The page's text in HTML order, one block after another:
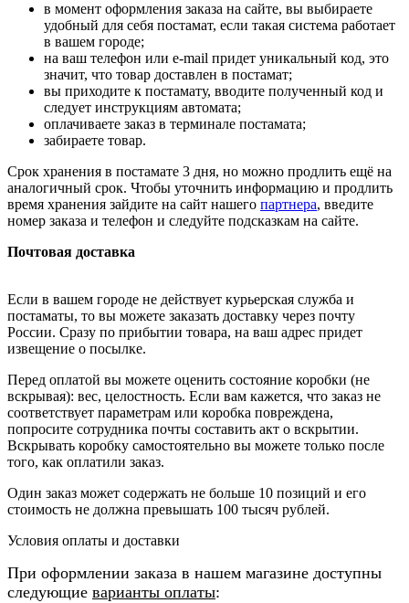
в момент оформления заказа на сайте, вы выбираете
удобный для себя постамат, если такая система работает
в вашем городе;
на ваш телефон или e-mail придет уникальный код, это
значит, что товар доставлен в постамат;
вы приходите к постамату, вводите полученный код и
следует инструкциям автомата;
оплачиваете заказ в терминале постамата;
забираете товар.
Срок хранения в постамате 3 дня, но можно продлить ещё на
аналогичный срок. Чтобы уточнить информацию и продлить
время хранения зайдите на сайт нашего партнера, введите
номер заказа и телефон и следуйте подсказкам на сайте.
Почтовая доставка
Если в вашем городе не действует курьерская служба и
постаматы, то вы можете заказать доставку через почту
России. Сразу по прибытии товара, на ваш адрес придет
извещение о посылке.
Перед оплатой вы можете оценить состояние коробки (не
вскрывая): вес, целостность. Если вам кажется, что заказ не
соответствует параметрам или коробка повреждена,
попросите сотрудника почты составить акт о вскрытии.
Вскрывать коробку самостоятельно вы можете только после
того, как оплатили заказ.
Один заказ может содержать не больше 10 позиций и его
стоимость не должна превышать 100 тысяч рублей.
Условия оплаты и доставки
При оформлении заказа в нашем магазине доступны
следующие варианты оплаты: